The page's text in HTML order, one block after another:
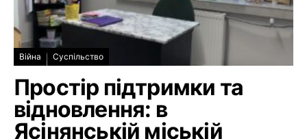
Війна Суспільство
Простір підтримки та
відновлення: в
Ясінянській міській